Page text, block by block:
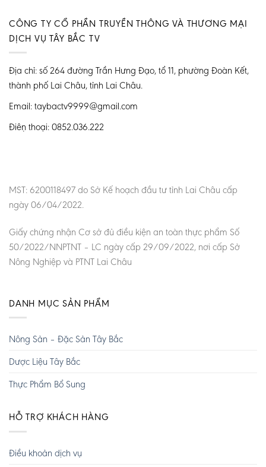
CÔNG TY CỔ PHẦN TRUYỀN THÔNG VÀ THƯƠNG MẠI
DỊCH VỤ TÂY BẮC TV
Địa chỉ: số 264 đường Trần Hưng Đạo, tổ 11, phường Đoàn Kết,
thành phố Lai Châu, tỉnh Lai Châu.
Email: taybactv9999@gmail.com
Điện thoại: 0852.036.222
MST: 6200118497 do Sở Kế hoạch đầu tư tỉnh Lai Châu cấp
ngày 06/04/2022.
Giấy chứng nhận Cơ sở đủ điều kiện an toàn thực phẩm Số
50/2022/NNPTNT – LC ngày cấp 29/09/2022, nơi cấp Sở
Nông Nghiệp và PTNT Lai Châu
DANH MỤC SẢN PHẨM
Nông Sản – Đặc Sản Tây Bắc
Dược Liệu Tây Bắc
Thực Phẩm Bổ Sung
HỖ TRỢ KHÁCH HÀNG
Điều khoản dịch vụ